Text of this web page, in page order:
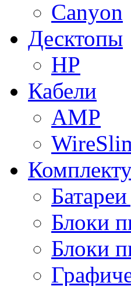
Canyon
Десктопы
HP
Кабели
AMP
Блоки
Блоки